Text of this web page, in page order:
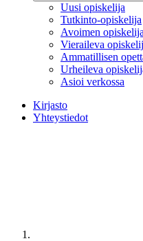
Uusi opiskelija
Tutkinto-opiskelija
Avoimen opiskelija
Vieraileva
Ammatillisen
Urheileva
Asioi verkossa
Kirjasto
Yhteystiedot